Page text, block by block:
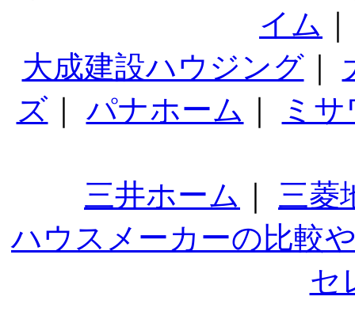
イム
大成建設ハウジング｜
ズ｜ パナホーム ミ
三井ホーム
三菱
ハウスメーカーの比較
セ